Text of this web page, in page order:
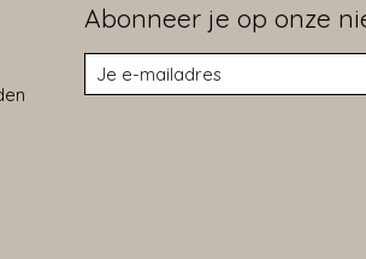
Abonneer je op onze